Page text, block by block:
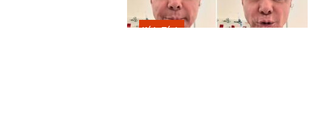
conta antes de ter
Kátia Flávia